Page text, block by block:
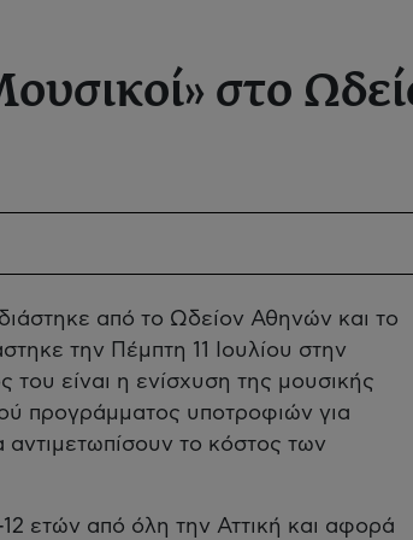
στο
από το Ωδείον Αθηνών και το
την Πέμπτη 11 Ιουλίου στην
είναι η ενίσχυση της μουσικής
προγράμματος υποτροφιών για
αντιμετωπίσουν το κόστος των
ετών από όλη την Αττική και αφορά